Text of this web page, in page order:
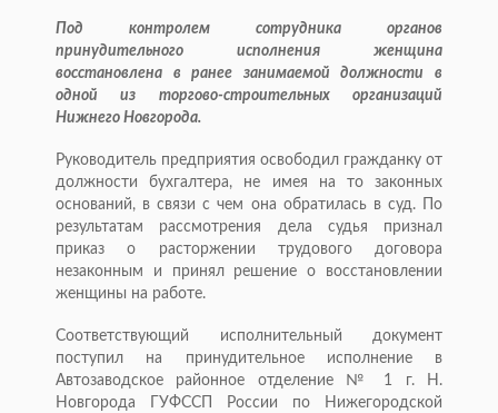
Под контролем сотрудника органов
принудительного исполнения женщина
восстановлена в ранее занимаемой должности в
одной из торгово-строительных организаций
Нижнего Новгорода.
Руководитель предприятия освободил гражданку от
должности бухгалтера, не имея на то законных
оснований, в связи с чем она обратилась в суд. По
результатам рассмотрения дела судья признал
приказ о расторжении трудового договора
незаконным и принял решение о восстановлении
женщины на работе.
Соответствующий исполнительный документ
поступил на принудительное исполнение в
Автозаводское районное отделение № 1 г. Н.
Новгорода ГУФССП России по Нижегородской